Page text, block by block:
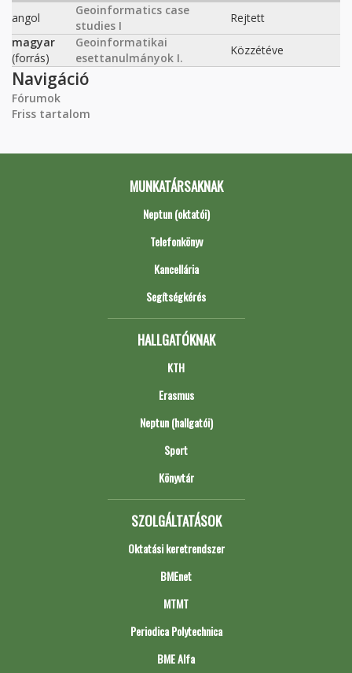
angol
Geoinformatics case
studies I
Rejtett
magyar
(forrás)
Geoinformatikai
esettanulmányok I.
Közzétéve
Navigáció
Fórumok
Friss tartalom
MUNKATÁRSAKNAK
Neptun (oktatói)
Telefonkönyv
Kancellária
Segítségkérés
HALLGATÓKNAK
KTH
Erasmus
Neptun (hallgatói)
Sport
Könyvtár
SZOLGÁLTATÁSOK
Oktatási keretrendszer
BMEnet
MTMT
Periodica Polytechnica
BME Alfa